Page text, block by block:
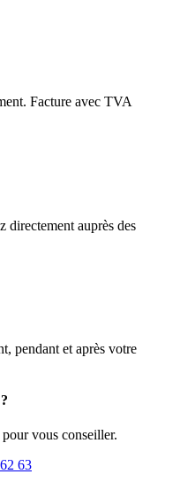
Facture avec TVA
directement auprès des
pendant et après votre
vous conseiller.
63